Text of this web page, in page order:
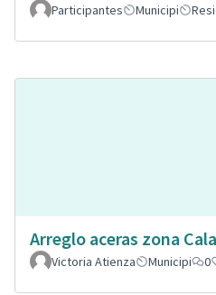
Participantes
Municipi
Arreglo aceras zona
Victoria Atienza
Municipi 0